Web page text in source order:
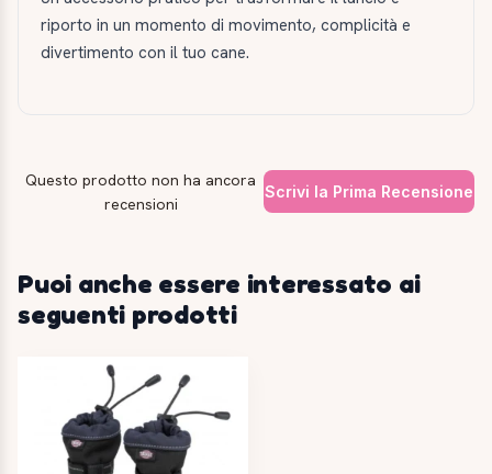
riporto in un momento di movimento, complicità e
divertimento con il tuo cane.
Questo prodotto non ha ancora
recensioni
Scrivi la Prima Recensione
Puoi anche essere interessato ai
seguenti prodotti